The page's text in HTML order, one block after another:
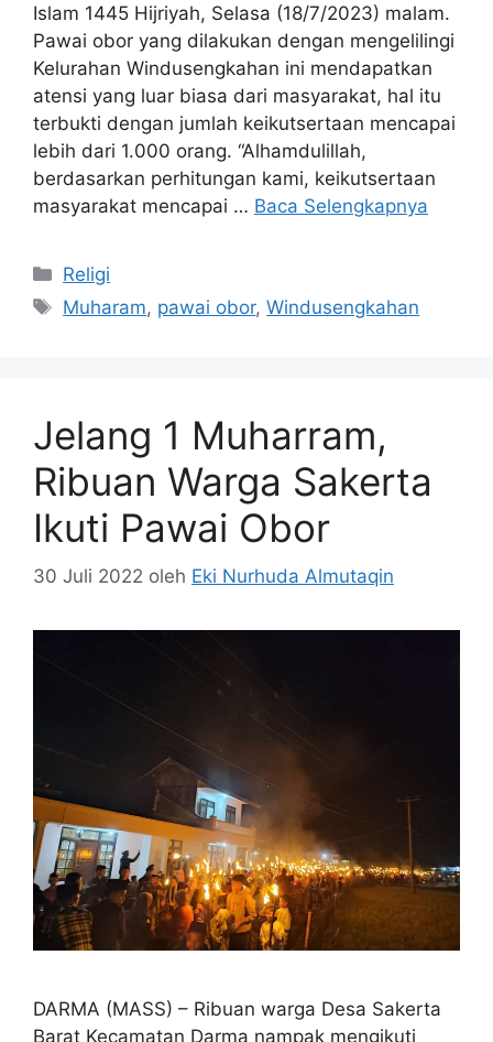
Islam 1445 Hijriyah, Selasa (18/7/2023) malam.
Pawai obor yang dilakukan dengan mengelilingi
Kelurahan Windusengkahan ini mendapatkan
atensi yang luar biasa dari masyarakat, hal itu
terbukti dengan jumlah keikutsertaan mencapai
lebih dari 1.000 orang. “Alhamdulillah,
berdasarkan perhitungan kami, keikutsertaan
masyarakat mencapai … Baca Selengkapnya
Kategori
Religi
Tag
Muharam, pawai obor,Windusengkahan
Jelang 1 Muharram,
Ribuan Warga Sakerta
Ikuti Pawai Obor
30 Juli 2022 oleh Eki Nurhuda Almutaqin
DARMA (MASS) – Ribuan warga Desa Sakerta
Barat Kecamatan Darma nampak mengikuti